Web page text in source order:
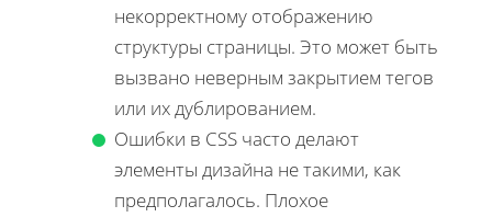
некорректному отображению
структуры страницы. Это может быть
вызвано неверным закрытием тегов
или их дублированием.
Ошибки в CSS часто делают
элементы дизайна не такими, как
предполагалось. Плохое